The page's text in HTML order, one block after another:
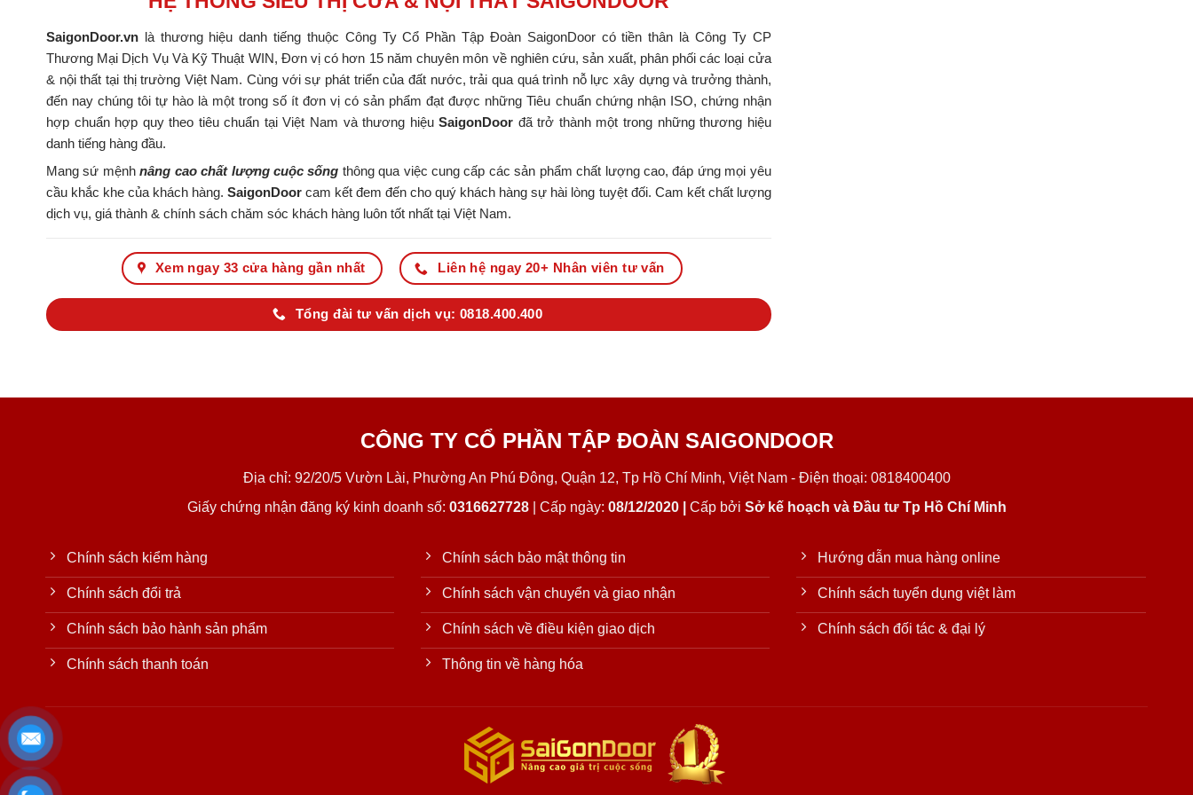
SaigonDoor.vn là thương hiệu danh tiếng thuộc Công Ty Cổ Phần Tập Đoàn SaigonDoor có tiền thân là Công Ty CP
Thương Mại Dịch Vụ Và Kỹ Thuật WIN, Đơn vị có hơn 15 năm chuyên môn về nghiên cứu, sản xuất, phân phối các loại cửa
& nội thất tại thị trường Việt Nam. Cùng với sự phát triển của đất nước, trải qua quá trình nỗ lực xây dựng và trưởng thành,
đến nay chúng tôi tự hào là một trong số ít đơn vị có sản phẩm đạt được những Tiêu chuẩn chứng nhận ISO, chứng nhận
hợp chuẩn hợp quy theo tiêu chuẩn tại Việt Nam và thương hiệuSaigonDoor đã trở thành một trong những thương hiệu
danh tiếng hàng đầu.
Mang sứ mệnhnâng cao chất lượng cuộc sống thông qua việc cung cấp các sản phẩm chất lượng cao, đáp ứng mọi yêu
cầu khắc khe của khách hàng.SaigonDoor cam kết đem đến cho quý khách hàng sự hài lòng tuyệt đối. Cam kết chất lượng
dịch vụ, giá thành & chính sách chăm sóc khách hàng luôn tốt nhất tại Việt Nam.
Xem ngay 33 cửa hàng gần nhất Liên hệ ngay 20+ Nhân viên tư vấn
Tổng đài tư vấn dịch vụ: 0818.400.400
CÔNG TY CỔ PHẦN TẬP ĐOÀN SAIGONDOOR
Địa chỉ: 92/20/5 Vườn Lài, Phường An Phú Đông, Quận 12, Tp Hồ Chí Minh, Việt Nam - Điện thoại: 0818400400
Giấy chứng nhận đăng ký kinh doanh số: 0316627728| Cấp ngày: 08/12/2020 | Cấp bởi Sở kế hoạch và Đầu tư Tp Hồ Chí Minh
Chính sách kiểm hàng
Chính sách đổi trả
Chính sách bảo hành sản phẩm
Chính sách thanh toán
Chính sách bảo mật thông tin
Chính sách vận chuyển và giao nhận
Chính sách về điều kiện giao dịch
Thông tin về hàng hóa
Hướng dẫn mua hàng online
Chính sách tuyển dụng việt làm
Chính sách đối tác & đại lý